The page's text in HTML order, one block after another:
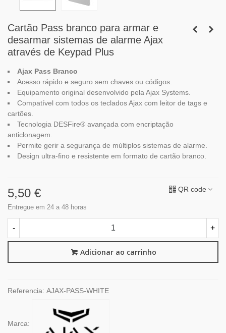
Cartão Pass branco para armar e
desarmar sistemas de alarme Ajax
através de Keypad Plus
Ajax Pass Branco
Acesso rápido e seguro sem chaves ou códigos.
Equipamento original desenvolvido pela Ajax Systems.
Compatível com todos os teclados Ajax com leitor de tags e
cartões.
Tecnologia DESFire® avançada com encriptação
anticlonagem.
Permite gerir a segurança de múltiplos sistemas de alarme.
Design ultra-fino e resistente em formato de cartão branco.
5,50 €
Entregue em 24 a 48 horas
QR code
- +
Adicionar ao carrinho
Referencia: AJAX-PASS-WHITE
Marca: